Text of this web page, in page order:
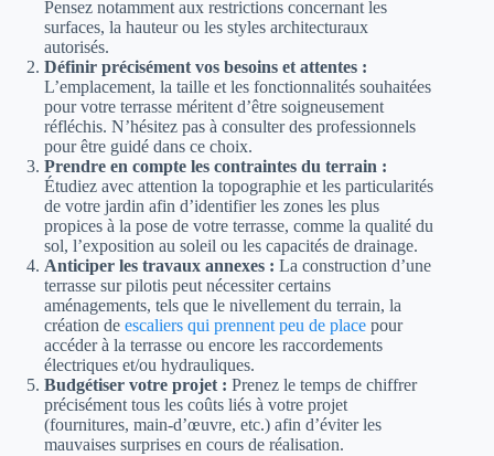
Pensez notamment aux restrictions concernant les
surfaces, la hauteur ou les styles architecturaux
autorisés.
Définir précisément vos besoins et attentes :
L’emplacement, la taille et les fonctionnalités souhaitées
pour votre terrasse méritent d’être soigneusement
réfléchis. N’hésitez pas à consulter des professionnels
pour être guidé dans ce choix.
Prendre en compte les contraintes du terrain :
Étudiez avec attention la topographie et les particularités
de votre jardin afin d’identifier les zones les plus
propices à la pose de votre terrasse, comme la qualité du
sol, l’exposition au soleil ou les capacités de drainage.
Anticiper les travaux annexes : La construction d’une
terrasse sur pilotis peut nécessiter certains
aménagements, tels que le nivellement du terrain, la
création de escaliers qui prennent peu de place pour
accéder à la terrasse ou encore les raccordements
électriques et/ou hydrauliques.
Budgétiser votre projet : Prenez le temps de chiffrer
précisément tous les coûts liés à votre projet
(fournitures, main-d’œuvre, etc.) afin d’éviter les
mauvaises surprises en cours de réalisation.